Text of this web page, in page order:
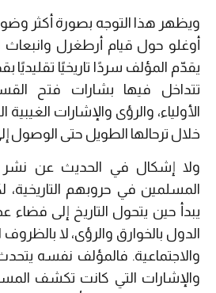
ويظهر هذا التوجه بصورة أكثر
أوغلو حول قيام أرطغرل وانبعاث
يقدّم المؤلف سردًا تاريخيًا
تتداخل فيها بشارات فتح
الأولياء، والرؤى والإشارات
خلال ترحالها الطويل حتى الوصول
ولا إشكال في الحديث عن نشر
المسلمين في حروبهم التاريخية،
يبدأ حين يتحول التاريخ إلى فضاء
الدول بالخوارق والرؤى، لا
والاجتماعية. فالمؤلف نفسه
والإشارات التي كانت تكشف